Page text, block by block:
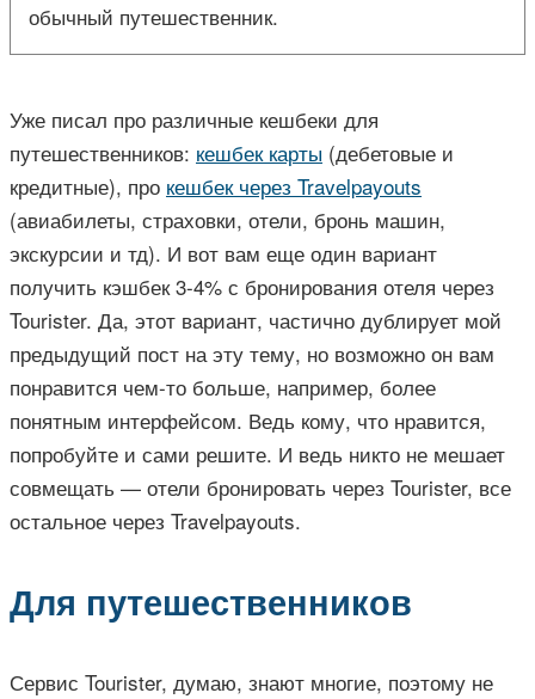
обычный путешественник.
Уже писал про различные кешбеки для
путешественников: кешбек карты (дебетовые и
кредитные), про кешбек через Travelpayouts
(авиабилеты, страховки, отели, бронь машин,
экскурсии и тд). И вот вам еще один вариант
получить кэшбек 3-4% с бронирования отеля через
Tourister. Да, этот вариант, частично дублирует мой
предыдущий пост на эту тему, но возможно он вам
понравится чем-то больше, например, более
понятным интерфейсом. Ведь кому, что нравится,
попробуйте и сами решите. И ведь никто не мешает
совмещать — отели бронировать через Tourister, все
остальное через Travelpayouts.
Для путешественников
Сервис Tourister, думаю, знают многие, поэтому не